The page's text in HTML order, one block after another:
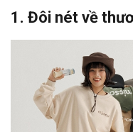
1. Đôi nét về